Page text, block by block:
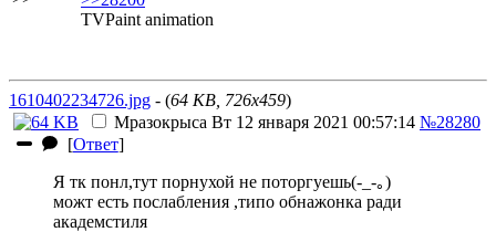
TVPaint animation
1610402234726.jpg - (64 KB, 726x459)
Мразокрыса Вт 12 января 2021 00:57:14 №28280
[Ответ]
Я тк понл,тут порнухой не поторгуешь(-_-｡)
можт есть послабления ,типо обнажонка ради
академстиля